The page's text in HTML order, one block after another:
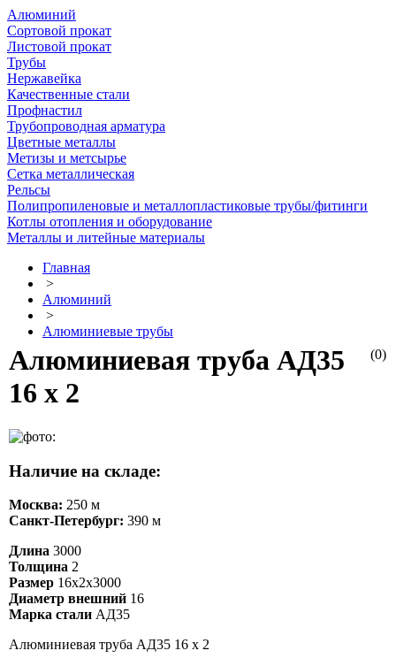
Алюминий
Сортовой прокат
Листовой прокат
Трубы
Нержавейка
Качественные стали
Профнастил
Трубопроводная арматура
Цветные металлы
Метизы и метсырье
Сетка металлическая
Рельсы
Полипропиленовые и металлопластиковые трубы/фитинги
Котлы отопления и оборудование
Металлы и литейные материалы
Главная
>
Алюминий
>
Алюминиевые трубы
(0)
Алюминиевая труба АД35
16 х 2
Наличие на складе:
Москва: 250 м
Санкт-Петербург: 390 м
Длина 3000
Толщина 2
Размер 16х2х3000
Диаметр внешний 16
Марка стали АД35
Алюминиевая труба АД35 16 х 2